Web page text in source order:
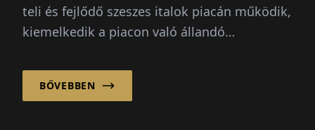
teli és fejlődő szeszes italok piacán működik,
kiemelkedik a piacon való állandó
BŐVEBBEN